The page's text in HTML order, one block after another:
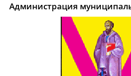
Администрация